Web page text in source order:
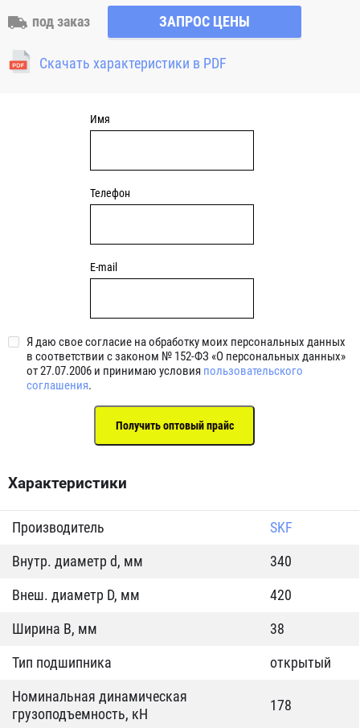
обозначением 2RS 2RS1 2RSH 2RSR имеют с обеих сторон
контактные уплотнения из бутадиен-нитрильного каучука
(NBR) и пригодны для средних частот вращения. Также
поставляются подшипники с бесконтактными
под заказ ЗАПРОС ЦЕНЫ
Скачать характеристики в PDF
Имя
Телефон
E-mail
Я даю свое согласие на обработку моих персональных данных
в соответствии с законом № 152-ФЗ «О персональных данных»
от 27.07.2006 и принимаю условия пользовательского
соглашения.
Характеристики
Производитель
SKF
Внутр. диаметр d, мм
340
Внеш. диаметр D, мм
420
Ширина B, мм
38
Тип подшипника
открытый
Номинальная динамическая
грузоподъемность, кН
178